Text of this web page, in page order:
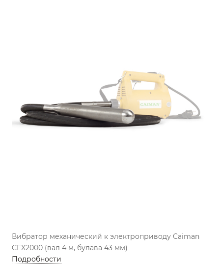
Вибратор механический к электроприводу Caiman
CFX2000 (вал 4 м, булава 43 мм)
Подробности